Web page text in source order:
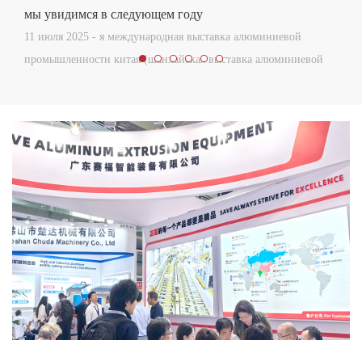
мы увидимся в следующем году
11 июля 2025 - я международная выставка алюминиевой
промышленности китая (шанхайская выставка алюминиевой